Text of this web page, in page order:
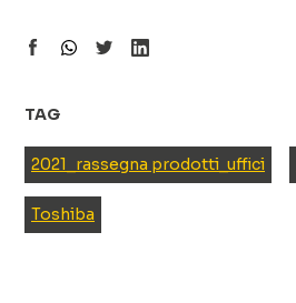
TAG
2021_rassegna prodotti_uffici
Toshiba